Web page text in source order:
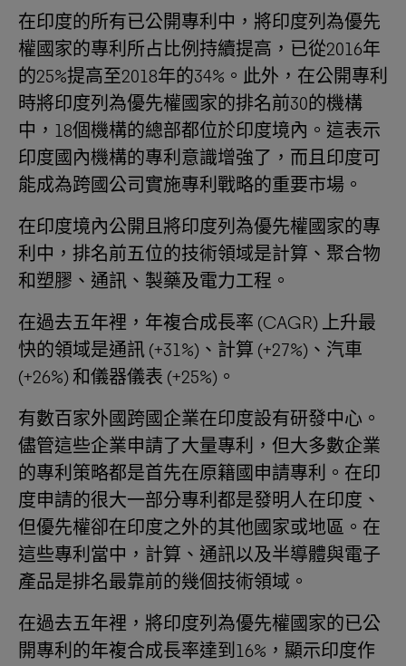
在印度的所有已公開專利中，將印度列為優先
權國家的專利所占比例持續提高，已從2016年
的25%提高至2018年的34%。此外，在公開專利
時將印度列為優先權國家的排名前30的機構
中，18個機構的總部都位於印度境內。這表示
印度國內機構的專利意識增強了，而且印度可
能成為跨國公司實施專利戰略的重要市場。
在印度境內公開且將印度列為優先權國家的專
利中，排名前五位的技術領域是計算、聚合物
和塑膠、通訊、製藥及電力工程。
在過去五年裡，年複合成長率 (CAGR) 上升最
快的領域是通訊 (+31%)、計算 (+27%)、汽車
(+26%) 和儀器儀表 (+25%)。
有數百家外國跨國企業在印度設有研發中心。
儘管這些企業申請了大量專利，但大多數企業
的專利策略都是首先在原籍國申請專利。在印
度申請的很大一部分專利都是發明人在印度、
但優先權卻在印度之外的其他國家或地區。在
這些專利當中，計算、通訊以及半導體與電子
產品是排名最靠前的幾個技術領域。
在過去五年裡，將印度列為優先權國家的已公
開專利的年複合成長率達到16%，顯示印度作